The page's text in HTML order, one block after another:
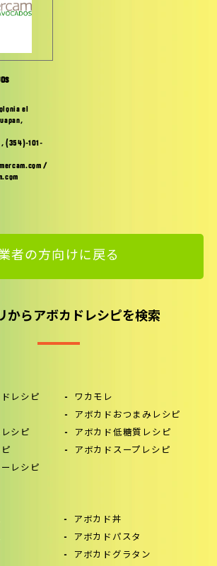
el
(354)-101-
/
者の方向けに戻る
からアボカドレシピを検索
レシピ ワカモレ
アボカドおつまみレシピ
シピ アボカド低糖質レシピ
アボカドスープレシピ
レシピ
アボカド丼
アボカドパスタ
アボカドグラタン